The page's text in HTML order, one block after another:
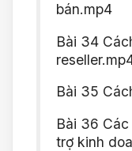
bán.mp4
Bài 34
Bài 35
Bài 36
trợ kinh